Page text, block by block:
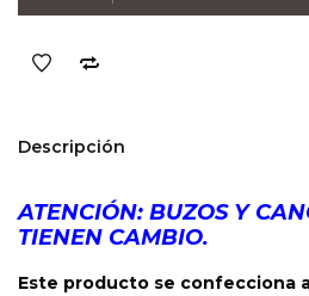
(Negro)
Descripción
ATENCIÓN: BUZOS Y
TIENEN CAMBIO.
Este producto se confecciona